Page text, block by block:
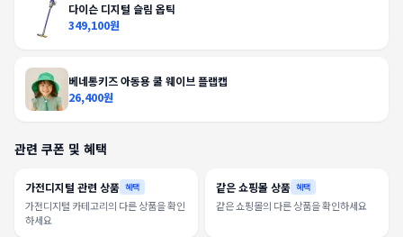
다이슨 디지털 슬림 옵틱
349,100원
베네통키즈 아동용 쿨 웨이브 플랩캡
26,400원
관련 쿠폰 및 혜택
가전디지털 관련 상품 혜택
가전디지털 카테고리의 다른 상품을 확인
하세요
같은 쇼핑몰 상품 혜택
같은 쇼핑몰의 다른 상품을 확인하세요